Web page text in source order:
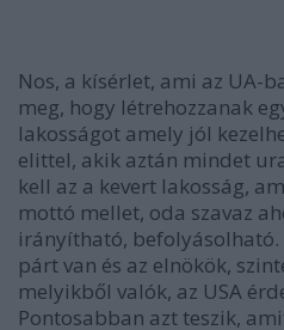
Nos, a kísérlet, ami az UA-
meg, hogy létrehozzanak
lakosságot amely jól
elittel, akik aztán mindet
kell az a kevert lakosság,
mottó mellet, oda szavaz
irányítható, befolyásolható.
párt van és az elnökök,
melyikből valók, az USA
Pontosabban azt teszik,